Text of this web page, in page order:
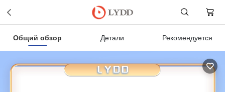
Общий обзор Детали Рекомендуется